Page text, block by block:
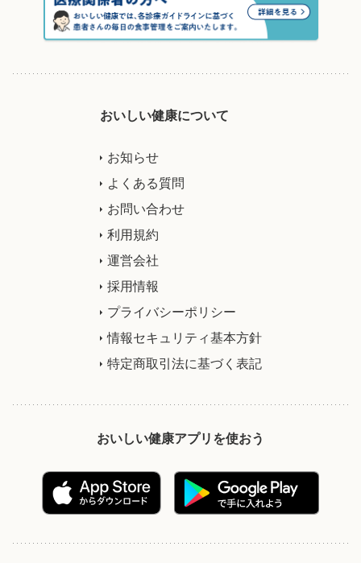
おいしい健康について
お知らせ
よくある質問
お問い合わせ
利用規約
運営会社
採用情報
プライバシーポリシー
情報セキュリティ基本方針
特定商取引法に基づく表記
おいしい健康アプリを使おう